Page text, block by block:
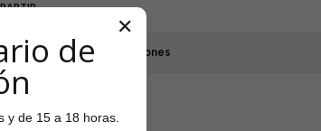
Mostrar stock de ubicaciones
✕
de
y de 15 a 18 horas.